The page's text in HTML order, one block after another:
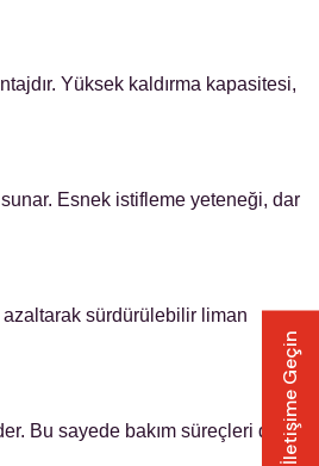
Yüksek kaldırma kapasitesi,
Esnek istifleme yeteneği, dar
sürdürülebilir liman
Bu sayede bakım süreçleri daha
İletişime Geçin